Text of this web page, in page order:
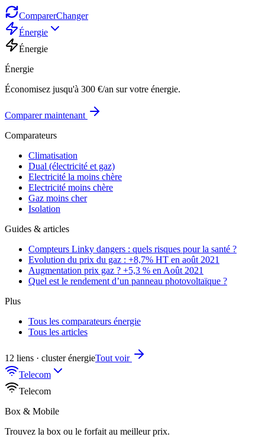
ComparerChanger
Énergie
Énergie
Énergie
Économisez jusqu'à 300 €/an sur votre énergie.
Comparer maintenant
Comparateurs
Climatisation
Dual (électricité et gaz)
Electricité la moins chère
Electricité moins chère
Gaz moins cher
Isolation
Guides & articles
Compteurs Linky dangers : quels risques pour la santé ?
Evolution du prix du gaz : +8,7% HT en août 2021
Augmentation prix gaz ? +5,3 % en Août 2021
Quel est le rendement d’un panneau photovoltaïque ?
Plus
Tous les comparateurs énergie
Tous les articles
12 liens · cluster énergieTout voir
Telecom
Telecom
Box & Mobile
Trouvez la box ou le forfait au meilleur prix.